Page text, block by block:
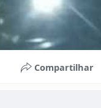
Compartilhar